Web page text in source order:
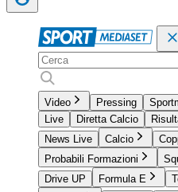
Video Pressing
Live
Diretta Calcio
News Live
Calcio
Probabili Formazioni
Drive UP
Formula E